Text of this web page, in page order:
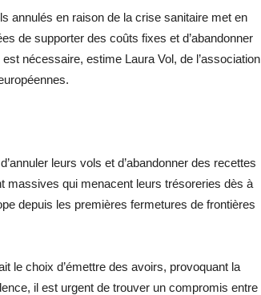
annulés en raison de la crise sanitaire met en
de supporter des coûts fixes et d’abandonner
nécessaire, estime Laura Vol, de l’association
leurs vols et d’abandonner des recettes
massives qui menacent leurs trésoreries dès à
depuis les premières fermetures de frontières
le choix d’émettre des avoirs, provoquant la
il est urgent de trouver un compromis entre